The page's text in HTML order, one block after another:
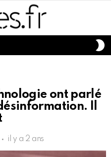
ont parlé
Il
il y a 2 ans